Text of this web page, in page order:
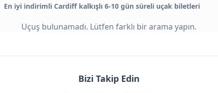
En iyi indirimli Cardiff kalkışlı 6-10 gün süreli uçak biletleri
Uçuş bulunamadı. Lütfen farklı bir arama yapın.
Bizi Takip Edin